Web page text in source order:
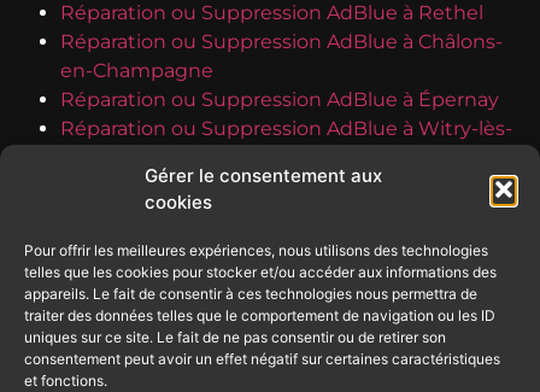
Gérer le consentement aux
cookies
Pour offrir les meilleures expériences, nous utilisons des technologies
telles que les cookies pour stocker et/ou accéder aux informations des
appareils. Le fait de consentir à ces technologies nous permettra de
traiter des données telles que le comportement de navigation ou les ID
uniques sur ce site. Le fait de ne pas consentir ou de retirer son
consentement peut avoir un effet négatif sur certaines caractéristiques
et fonctions.
Réparation ou Suppression AdBlue à Rethel
Réparation ou Suppression AdBlue à Châlons-
en-Champagne
Réparation ou Suppression AdBlue à Épernay
Réparation ou Suppression AdBlue à Witry-lès-
Réparation ou Suppression AdBlue à Fismes
Réparation ou Suppression AdBlue à Muizon
Réparation ou Suppression AdBlue à Vouziers
Réparation ou Suppression AdBlue à Dormans
Réparation ou Suppression AdBlue à Bezannes
Réparation ou Suppression AdBlue à
Champfleury